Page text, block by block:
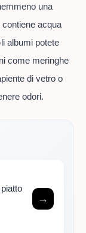
una
contiene acqua
albumi potete
come meringhe
di vetro o
odori.
→